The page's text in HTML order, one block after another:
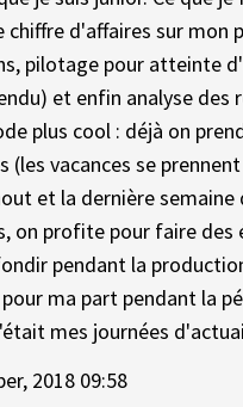
chiffre d'affaires sur mon
pilotage pour atteinte
et enfin analyse
plus cool : déjà on
(les vacances se
et la dernière semaine
on profite pour faire
pendant la
ma part pendant la
mes journées
2018 09:58